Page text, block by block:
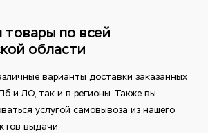
по всей
области
варианты доставки заказанных
и ЛО, так и в регионы. Также вы
услугой самовывоза из нашего
выдачи.